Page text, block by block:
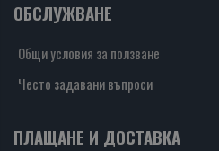
ОБСЛУЖВАНЕ
Общи условия за ползване
Често задавани въпроси
ПЛАЩАНЕ И ДОСТАВКА